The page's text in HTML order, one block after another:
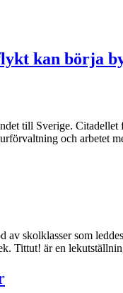
kan börja
till Sverige. Citadellet
och arbetet
av skolklasser som
Tittut! är en